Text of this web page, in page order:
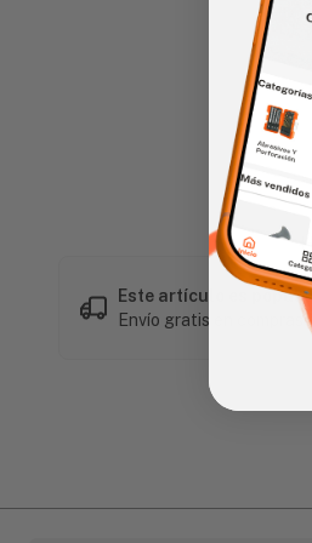
Este artículo es
Envío gratis en compras